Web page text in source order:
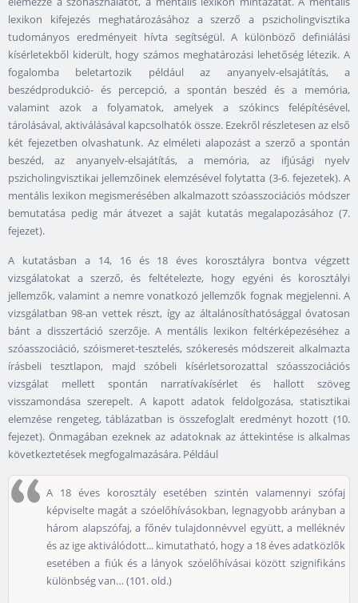
lexikon kifejezés meghatározásához a szerző a pszicholingvisztika
tudományos eredményeit hívta segítségül. A különböző definiálási
kísérletekből kiderült, hogy számos meghatározási lehetőség létezik. A
fogalomba beletartozik például az anyanyelv-elsajátítás, a
beszédprodukció- és percepció, a spontán beszéd és a memória,
valamint azok a folyamatok, amelyek a szókincs felépítésével,
tárolásával, aktiválásával kapcsolhatók össze. Ezekről részletesen az első
két fejezetben olvashatunk. Az elméleti alapozást a szerző a spontán
beszéd, az anyanyelv-elsajátítás, a memória, az ifjúsági nyelv
pszicholingvisztikai jellemzőinek elemzésével folytatta (3-6. fejezetek). A
mentális lexikon megismerésében alkalmazott szóasszociációs módszer
bemutatása pedig már átvezet a saját kutatás megalapozásához (7.
fejezet).
A kutatásban a 14, 16 és 18 éves korosztályra bontva végzett
vizsgálatokat a szerző, és feltételezte, hogy egyéni és korosztályi
jellemzők, valamint a nemre vonatkozó jellemzők fognak megjelenni. A
vizsgálatban 98-an vettek részt, így az általánosíthatósággal óvatosan
bánt a disszertáció szerzője. A mentális lexikon feltérképezéséhez a
szóasszociáció, szóismeret-tesztelés, szókeresés módszereit alkalmazta
írásbeli tesztlapon, majd szóbeli kísérletsorozattal szóasszociációs
vizsgálat mellett spontán narratívakísérlet és hallott szöveg
visszamondása szerepelt. A kapott adatok feldolgozása, statisztikai
elemzése rengeteg, táblázatban is összefoglalt eredményt hozott (10.
fejezet). Önmagában ezeknek az adatoknak az áttekintése is alkalmas
következtetések megfogalmazására. Például
A 18 éves korosztály esetében szintén valamennyi szófaj
képviselte magát a szóelőhívásokban, legnagyobb arányban a
három alapszófaj, a főnév tulajdonnévvel együtt, a melléknév
és az ige aktiválódott... kimutatható, hogy a 18 éves adatközlők
esetében a fiúk és a lányok szóelőhívásai között szignifikáns
különbség van… (101. old.)